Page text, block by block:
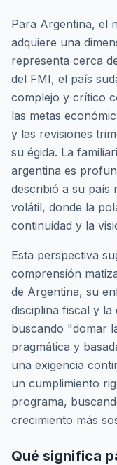
Para Argentina, el
adquiere una
representa cerca
del FMI, el país
complejo y crítico
las metas
y las revisiones
su égida. La
argentina es
describió a su país
volátil, donde la
continuidad y la
Esta perspectiva
comprensión
de Argentina, su
disciplina fiscal y la
buscando "domar
pragmática y
una exigencia
un cumplimiento
programa,
crecimiento más
Qué significa